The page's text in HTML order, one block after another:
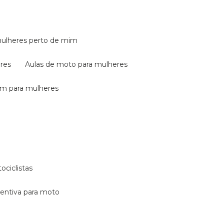
perto de mim
aulas de moto para mulheres
para mulheres
para moto